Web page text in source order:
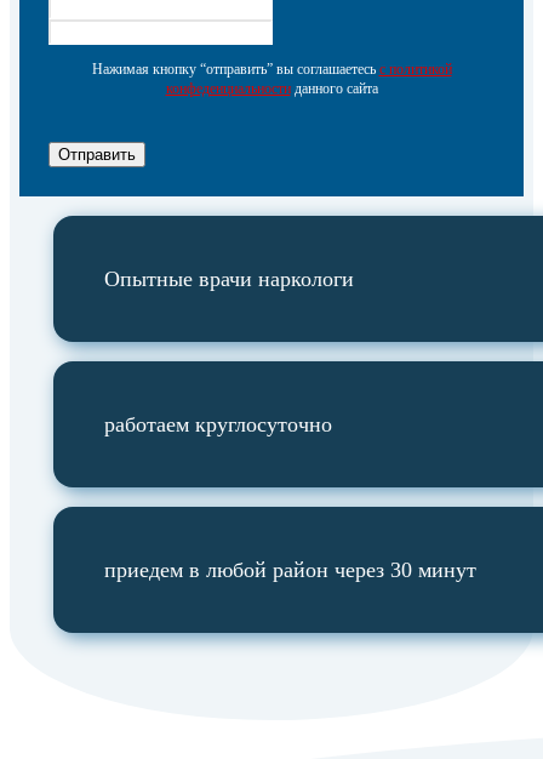
Нажимая кнопку “отправить” вы соглашаетесь с политикой
конфеденциальностиданного сайта
Отправить
Опытные врачи наркологи
работаем круглосуточно
приедем в любой район через 30 минут